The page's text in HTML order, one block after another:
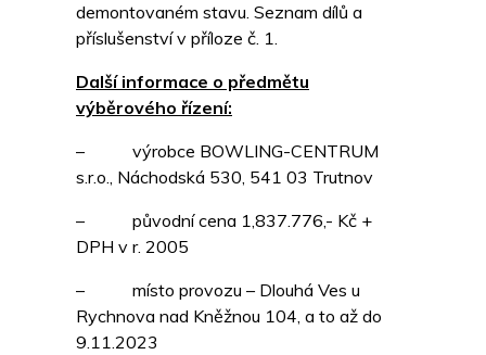
demontovaném stavu. Seznam dílů a
příslušenství v příloze č. 1.
Další informace o předmětu
výběrového řízení:
– výrobce BOWLING-CENTRUM
s.r.o., Náchodská 530, 541 03 Trutnov
– původní cena 1,837.776,- Kč +
DPH v r. 2005
– místo provozu – Dlouhá Ves u
Rychnova nad Kněžnou 104, a to až do
9.11.2023